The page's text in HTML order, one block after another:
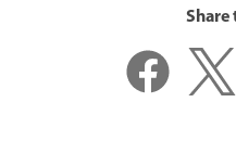
Share